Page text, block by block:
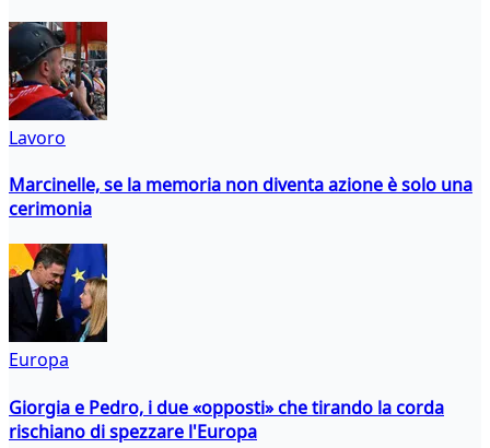
Lavoro
Marcinelle, se la memoria non diventa azione è solo una
cerimonia
Europa
Giorgia e Pedro, i due «opposti» che tirando la corda
rischiano di spezzare l'Europa